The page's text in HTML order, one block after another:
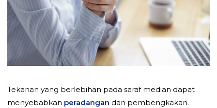
Tekanan yang berlebihan pada saraf median dapat
menyebabkan peradangan dan pembengkakan.